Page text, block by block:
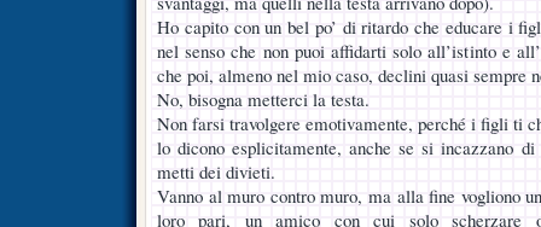
Ho capito con un bel po’ di ritardo che educare i
nel senso che non puoi affidarti solo all’istinto e
che poi, almeno nel mio caso, declini quasi sempre
No, bisogna metterci la testa.
Non farsi travolgere emotivamente, perché i figli ti
lo dicono esplicitamente, anche se si incazzano
metti dei divieti.
Vanno al muro contro muro, ma alla fine vogliono
loro pari, un amico con cui solo scherzare